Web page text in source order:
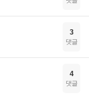
3
댓글
4
댓글